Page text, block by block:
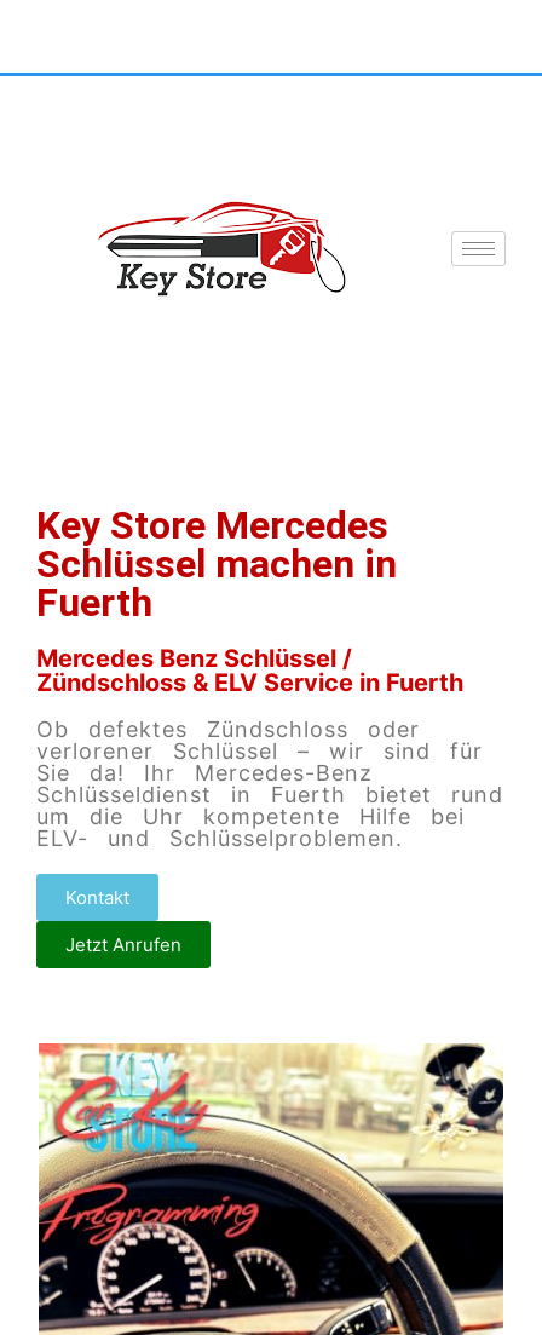
Key Store Mercedes
Schlüssel machen in
Fuerth
Mercedes Benz Schlüssel /
Zündschloss & ELV Service in Fuerth
Ob defektes Zündschloss oder
verlorener Schlüssel – wir sind für
Sie da! Ihr Mercedes-Benz
Schlüsseldienst in Fuerth bietet rund
um die Uhr kompetente Hilfe bei
ELV- und Schlüsselproblemen.
Kontakt
Jetzt Anrufen